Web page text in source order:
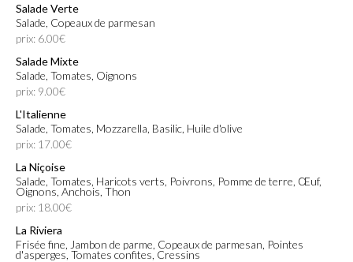
Salade Verte
Salade, Copeaux de parmesan
prix: 6.00€
Salade Mixte
Salade, Tomates, Oignons
prix: 9.00€
L'Italienne
Salade, Tomates, Mozzarella, Basilic, Huile d'olive
prix: 17.00€
La Niçoise
Salade, Tomates, Haricots verts, Poivrons, Pomme de terre, Œuf,
Oignons, Anchois, Thon
prix: 18.00€
La Riviera
Frisée fine, Jambon de parme, Copeaux de parmesan, Pointes
d'asperges, Tomates confites, Cressins